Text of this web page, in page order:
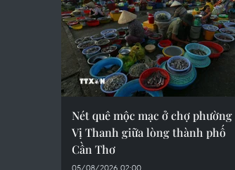
Nét quê mộc mạc ở chợ phường
Vị Thanh giữa lòng thành phố
Cần Thơ
05/08/2026 02:00